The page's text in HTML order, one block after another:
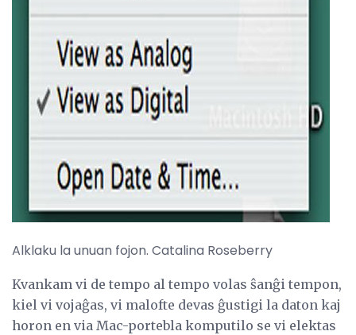
Alklaku la unuan fojon. Catalina Roseberry
Kvankam vi de tempo al tempo volas ŝanĝi tempon,
kiel vi vojaĝas, vi malofte devas ĝustigi la daton kaj
horon en via Mac-portebla komputilo se vi elektas